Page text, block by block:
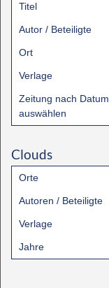
Titel
Autor / Beteiligte
Ort
Verlage
Zeitung nach Datum
auswählen
Clouds
Orte
Autoren / Beteiligte
Verlage
Jahre